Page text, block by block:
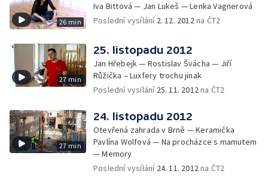
26 min
Iva Bittová — Jan Lukeš — Lenka Vagnerová
Poslední vysílání 2. 12. 2012na ČT2
27 min
25. listopadu 2012
Jan Hřebejk — Rostislav Švácha — Jiří
Růžička – Luxfery trochu jinak
Poslední vysílání 25. 11. 2012na ČT2
27 min
24. listopadu 2012
Otevřená zahrada v Brně — Keramička
Pavlína Wolfová — Na procházce s mamutem
— Memory
Poslední vysílání 24. 11. 2012na ČT2